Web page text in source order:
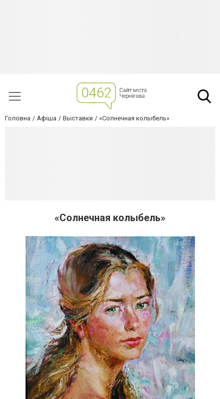
Головна Афіша Выставки «Солнечная колыбель»
«Солнечная колыбель»